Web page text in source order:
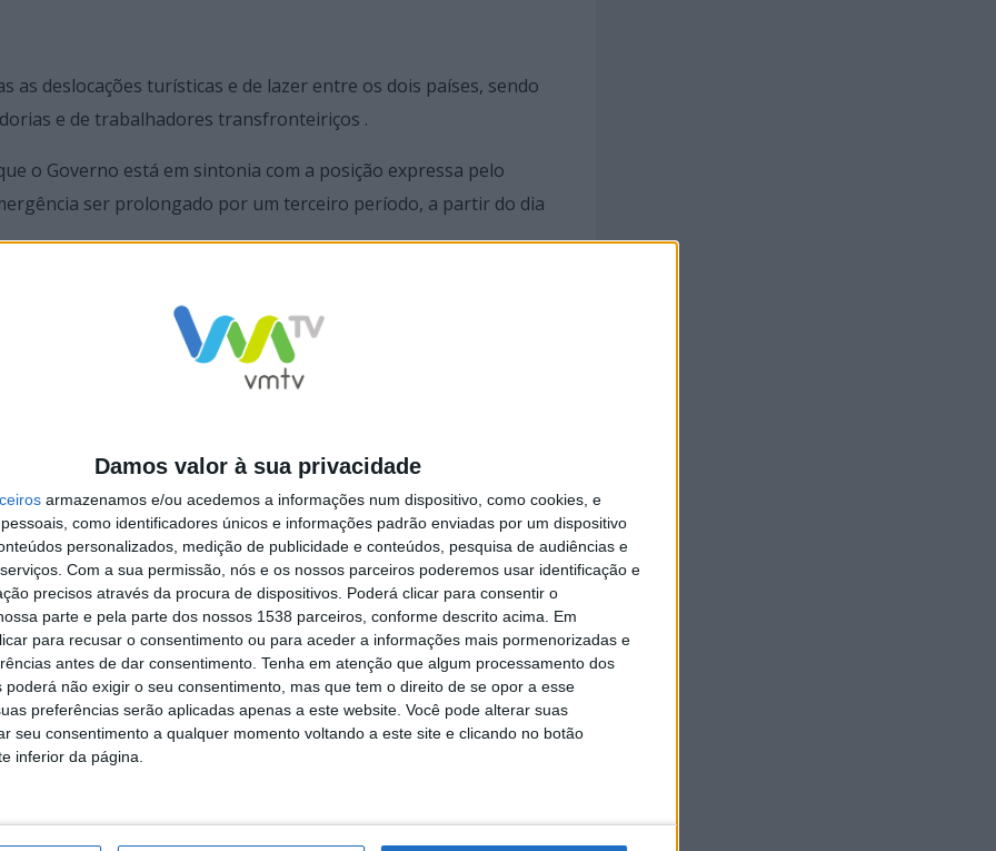
Damos valor à sua privacidade
armazenamos e/ou acedemos a informações num dispositivo, como cookies, e
como identificadores únicos e informações padrão enviadas por um dispositivo
personalizados, medição de publicidade e conteúdos, pesquisa de audiências e
Com a sua permissão, nós e os nossos parceiros poderemos usar identificação e
precisos através da procura de dispositivos. Poderá clicar para consentir o
parte e pela parte dos nossos 1538 parceiros, conforme descrito acima. Em
para recusar o consentimento ou para aceder a informações mais pormenorizadas e
antes de dar consentimento. Tenha em atenção que algum processamento dos
poderá não exigir o seu consentimento, mas que tem o direito de se opor a esse
preferências serão aplicadas apenas a este website. Você pode alterar suas
seu consentimento a qualquer momento voltando a este site e clicando no botão
inferior da página.
deslocações turísticas e de lazer entre os dois países, sendo
e de trabalhadores transfronteiriços .
o Governo está em sintonia com a posição expressa pelo
ser prolongado por um terceiro período, a partir do dia
vai ser feita esta semana pelos epidemiologistas, sublinhando
no debate europeu que está em curso para uma estratégia
económicas.
um grande respeito pelas obrigações de distanciamento
sustentados no país e interligação com todos os países à
Administração Interna, faz o acompanhamento e produz
de segurança e secretários de Estado das áreas
da Presidência do Conselho de Ministros, da Defesa Nacional, da
e Habitação e da Agricultura.